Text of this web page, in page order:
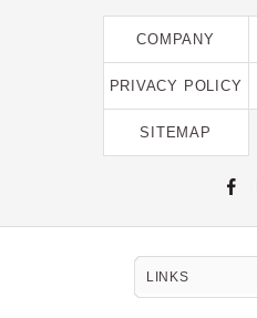
COMPANY
PRIVACY POLICY
SITEMAP
LINKS